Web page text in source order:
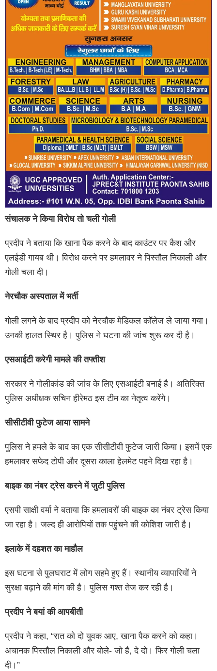
संचालक ने किया विरोध तो चली गोली
प्रदीप ने बताया कि खाना पैक करने के बाद काउंटर पर कैश और
एलईडी गायब थी। विरोध करने पर हमलावर ने पिस्तौल निकाली और
गोली चला दी।
नेरचौक अस्पताल में भर्ती
गोली लगने के बाद प्रदीप को नेरचौक मेडिकल कॉलेज ले जाया गया।
उनकी हालत स्थिर है। पुलिस ने घटना की जांच शुरू कर दी है।
एसआईटी करेगी मामले की तफ्तीश
सरकार ने गोलीकांड की जांच के लिए एसआईटी बनाई है। अतिरिक्त
पुलिस अधीक्षक सचिन हीरेमठ इस टीम का नेतृत्व करेंगे।
सीसीटीवी फुटेज आया सामने
पुलिस ने हमले के बाद का एक सीसीटीवी फुटेज जारी किया। इसमें एक
हमलावर सफेद टोपी और दूसरा काला हेलमेट पहने दिख रहा है।
बाइक का नंबर ट्रेस करने में जुटी पुलिस
एसपी साक्षी वर्मा ने बताया कि हमलावरों की बाइक का नंबर ट्रेस किया
जा रहा है। जल्द ही आरोपियों तक पहुंचने की कोशिश जारी है।
इलाके में दहशत का माहौल
इस घटना से पुलघराट में लोग सहमे हुए हैं। स्थानीय व्यापारियों ने
सुरक्षा बढ़ाने की मांग की है। पुलिस गश्त तेज कर रही है।
प्रदीप ने बयां की आपबीती
प्रदीप ने कहा, “रात को दो युवक आए, खाना पैक करने को कहा।
अचानक पिस्तौल निकाली और बोले- जो है, दे दो। फिर गोली चला
दी।”